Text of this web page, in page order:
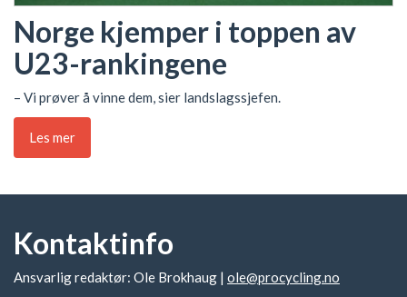
Norge kjemper i toppen av
U23-rankingene
– Vi prøver å vinne dem, sier landslagssjefen.
Les mer
Kontaktinfo
Ansvarlig redaktør: Ole Brokhaug | ole@procycling.no